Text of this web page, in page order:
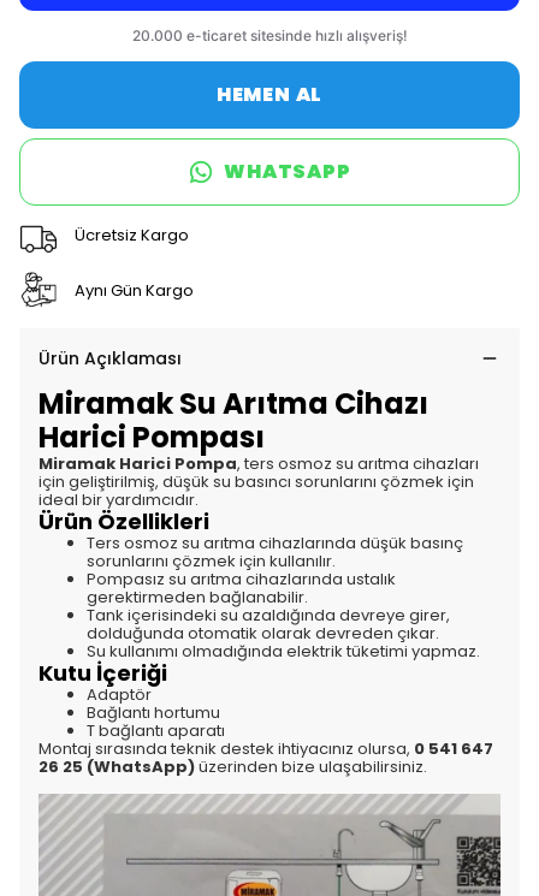
HEMEN AL
WHATSAPP
Ücretsiz Kargo
Aynı Gün Kargo
Ürün Açıklaması
Miramak Su Arıtma Cihazı
Harici Pompası
Miramak Harici Pompa, ters osmoz su arıtma cihazları
için geliştirilmiş, düşük su basıncı sorunlarını çözmek için
ideal bir yardımcıdır.
Ürün Özellikleri
Ters osmoz su arıtma cihazlarında düşük basınç
sorunlarını çözmek için kullanılır.
Pompasız su arıtma cihazlarında ustalık
gerektirmeden bağlanabilir.
Tank içerisindeki su azaldığında devreye girer,
dolduğunda otomatik olarak devreden çıkar.
Su kullanımı olmadığında elektrik tüketimi yapmaz.
Kutu İçeriği
Adaptör
Bağlantı hortumu
T bağlantı aparatı
Montaj sırasında teknik destek ihtiyacınız olursa, 0 541 647
26 25 (WhatsApp)üzerinden bize ulaşabilirsiniz.